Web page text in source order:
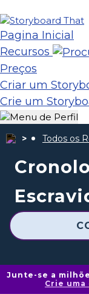
Pagina Inicial
Recursos
Preços
Criar um
Crie um
Todos os
Junte-se a
Crie